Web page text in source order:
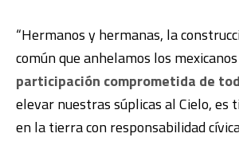
“Hermanos y hermanas, la
común que anhelamos los
participación comprometida de
elevar nuestras súplicas al Cielo, es
en la tierra con responsabilidad